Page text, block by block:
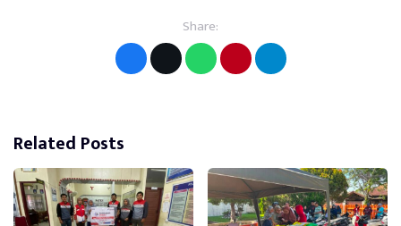
Share:
Related Posts